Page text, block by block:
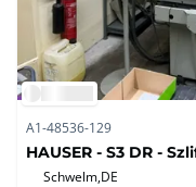
A1-48536-129
HAUSER - S3 DR -
Schwelm,DE